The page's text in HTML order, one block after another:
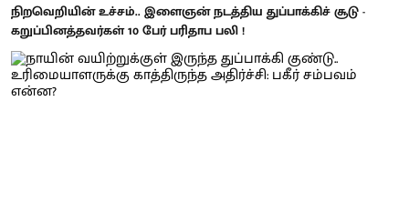
நிறவெறியின் உச்சம்.. இளைஞன் நடத்திய துப்பாக்கிச் சூடு -
கறுப்பினத்தவர்கள் 10 பேர் பரிதாப பலி !